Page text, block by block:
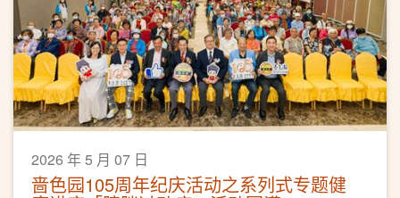
2026 年 5 月 07 日
啬色园105周年纪庆活动之系列式专题健